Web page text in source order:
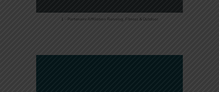
1 – Partenaire Affiliation Running, Fitness & Outdoor